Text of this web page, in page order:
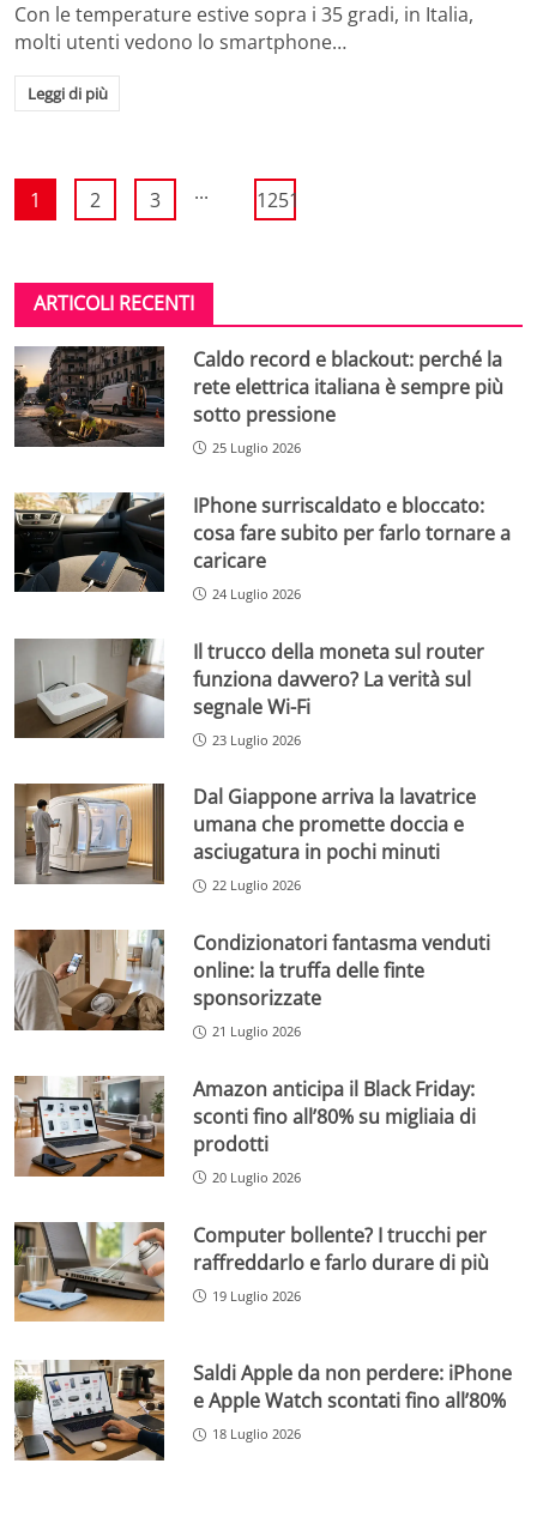
Con le temperature estive sopra i 35 gradi, in Italia,
molti utenti vedono lo smartphone…
Leggi di più
1 2 3 ... 1251
ARTICOLI RECENTI
Caldo record e blackout: perché la
rete elettrica italiana è sempre più
sotto pressione
25 Luglio 2026
IPhone surriscaldato e bloccato:
cosa fare subito per farlo tornare a
caricare
24 Luglio 2026
Il trucco della moneta sul router
funziona davvero? La verità sul
segnale Wi-Fi
23 Luglio 2026
Dal Giappone arriva la lavatrice
umana che promette doccia e
asciugatura in pochi minuti
22 Luglio 2026
Condizionatori fantasma venduti
online: la truffa delle finte
sponsorizzate
21 Luglio 2026
Amazon anticipa il Black Friday:
sconti fino all’80% su migliaia di
prodotti
20 Luglio 2026
Computer bollente? I trucchi per
raffreddarlo e farlo durare di più
19 Luglio 2026
Saldi Apple da non perdere: iPhone
e Apple Watch scontati fino all’80%
18 Luglio 2026